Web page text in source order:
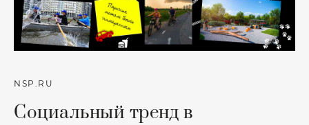
NSP.RU
Социальный тренд в